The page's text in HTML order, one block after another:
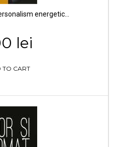
energetic...
lei
TO CART